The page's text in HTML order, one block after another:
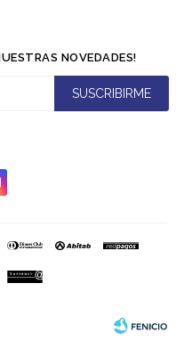
NOVEDADES!
SUSCRIBIRME